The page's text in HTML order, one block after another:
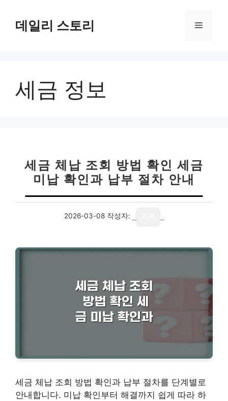
데일리 스토리 메
세금 정보
세금 체납 조회 방법 확인 세금
미납 확인과 납부 절차 안내
2026-03-08 작성자:
세금 체납 조회 방법 확인과 납부 절차를 단계별로
안내합니다. 미납 확인부터 해결까지 쉽게 따라 하